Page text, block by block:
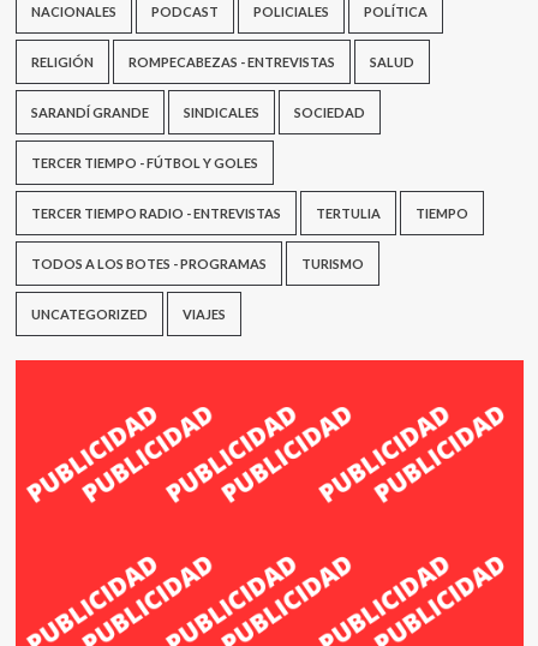
NACIONALES PODCAST POLICIALES POLÍTICA
RELIGIÓN ROMPECABEZAS - ENTREVISTAS SALUD
SARANDÍ GRANDE SINDICALES SOCIEDAD
TERCER TIEMPO - FÚTBOL Y GOLES
TERCER TIEMPO RADIO - ENTREVISTAS TERTULIA TIEMPO
TODOS A LOS BOTES - PROGRAMAS TURISMO
UNCATEGORIZED VIAJES